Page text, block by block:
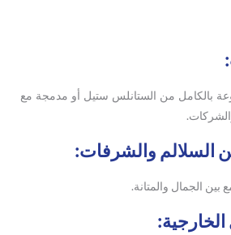
بالكامل من الستانلس ستيل أو مدمجة مع
بين الجمال والمتانة.